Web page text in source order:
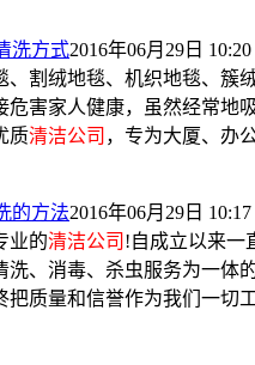
洗方式2016年06月29日 10:20
割绒地毯、机织地毯、
害家人健康，虽然经常
质清洁公司 ，专为大厦、办
的方法2016年06月29日 10:17
业的清洁公司 !自成立以来一
、消毒、杀虫服务为一
质量和信誉作为我们一切